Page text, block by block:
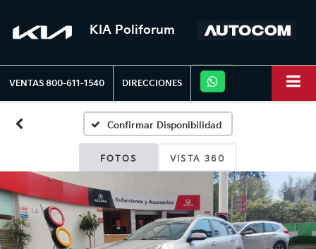
KIA Poliforum
VENTAS 800-611-1540 DIRECCIONES
Confirmar Disponibilidad
FOTOS VISTA 360